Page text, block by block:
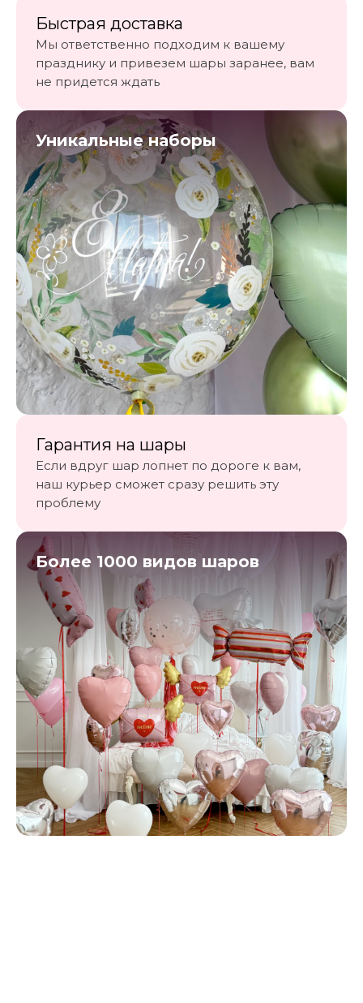
Уникальные наборы
Быстрая доставка
Мы ответственно подходим к вашему
празднику и привезем шары заранее, вам
не придется ждать
Гарантия на шары
Если вдруг шар лопнет по дороге к вам,
наш курьер сможет сразу решить эту
проблему
Более 1000 видов шаров
ПОДЕЛИСЬ В СОЦИАЛЬНЫХ СЕТЯХ